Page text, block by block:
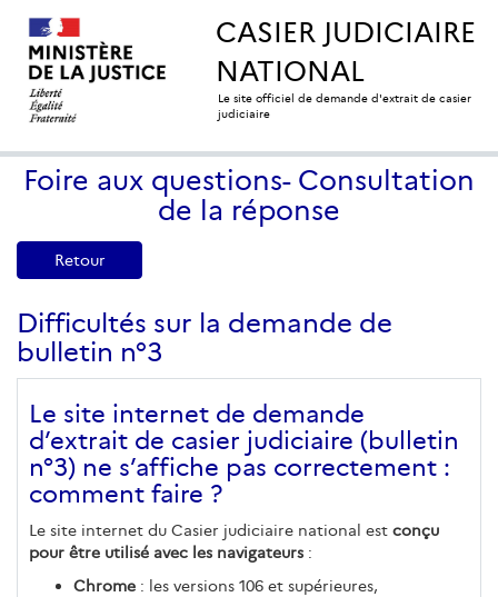
CASIER JUDICIAIRE
NATIONAL
Le site officiel de demande d'extrait de casier
judiciaire
Foire aux questions- Consultation
de la réponse
Retour
Difficultés sur la demande de
bulletin n°3
Le site internet de demande
d’extrait de casier judiciaire (bulletin
n°3) ne s’affiche pas correctement :
comment faire ?
Le site internet du Casier judiciaire national est conçu
pour être utilisé avec les navigateurs :
Chrome : les versions 106 et supérieures,